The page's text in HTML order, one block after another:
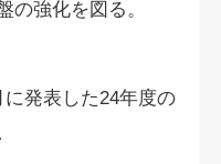
の強化を図る。
発表した24年度の